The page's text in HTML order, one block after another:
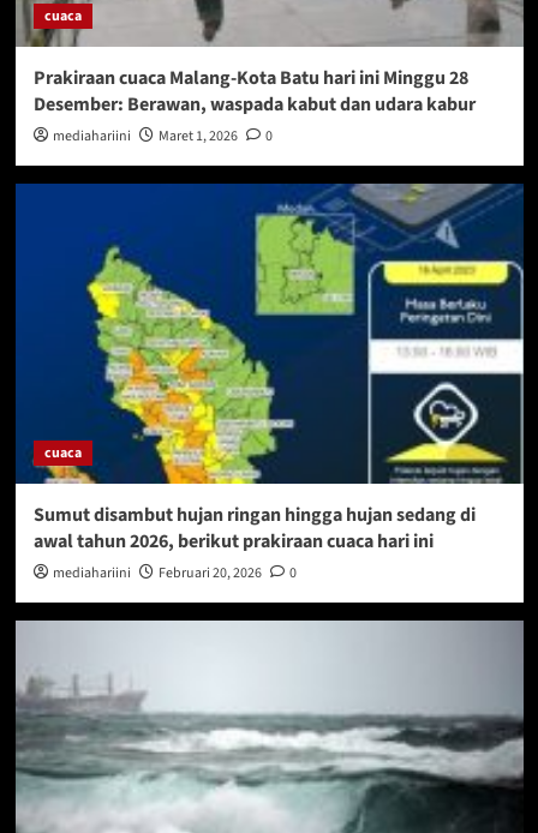
cuaca
Prakiraan cuaca Malang-Kota Batu hari ini Minggu 28
Desember: Berawan, waspada kabut dan udara kabur
mediahariini Maret 1, 2026 0
cuaca
Sumut disambut hujan ringan hingga hujan sedang di
awal tahun 2026, berikut prakiraan cuaca hari ini
mediahariini Februari 20, 2026 0